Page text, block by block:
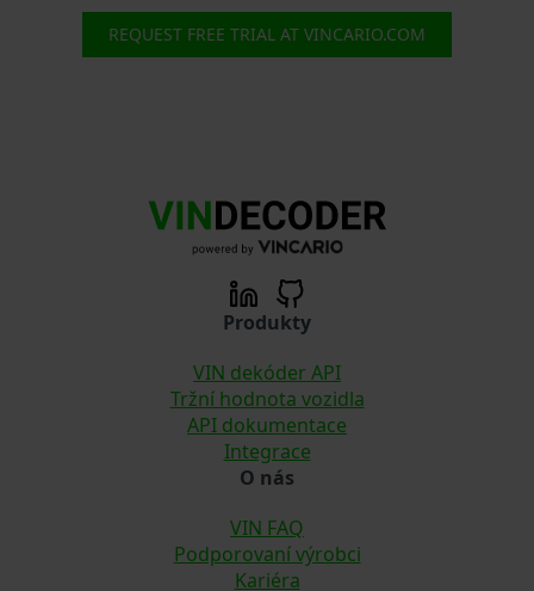
REQUEST FREE TRIAL AT VINCARIO.COM
Produkty
VIN dekóder API
Tržní hodnota vozidla
API dokumentace
Integrace
O nás
VIN FAQ
Podporovaní výrobci
Kariéra